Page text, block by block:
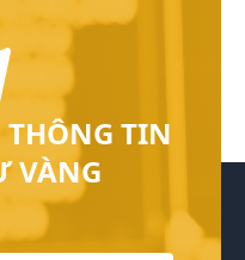
TIN
VÀNG